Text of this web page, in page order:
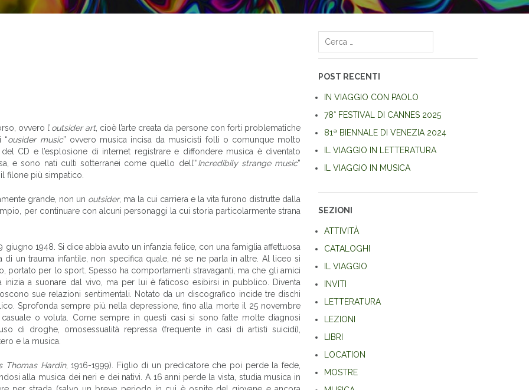
ovvero l’outsider art, cioè l’arte creata da persone con forti problematiche
“ousider music” ovvero musica incisa da musicisti folli o comunque molto
CD e l’esplosione di internet registrare e diffondere musica è diventato
e sono nati culti sotterranei come quello dell’“Incredibily strange music”
filone più simpatico.
grande, non un outsider, ma la cui carriera e la vita furono distrutte dalla
per continuare con alcuni personaggi la cui storia particolarmente strana
giugno 1948. Si dice abbia avuto un infanzia felice, con una famiglia affettuosa
di un trauma infantile, non specifica quale, né se ne parla in altre. Al liceo si
portato per lo sport. Spesso ha comportamenti stravaganti, ma che gli amici
inizia a suonare dal vivo, ma per lui è faticoso esibirsi in pubblico. Diventa
sue relazioni sentimentali. Notato da un discografico incide tre dischi
Sprofonda sempre più nella depressione, fino alla morte il 25 novembre
o voluta. Come sempre in questi casi si sono fatte molte diagnosi
di droghe, omosessualità repressa (frequente in casi di artisti suicidi),
e la musica.
Thomas Hardin, 1916-1999). Figlio di un predicatore che poi perde la fede,
alla musica dei neri e dei nativi. A 16 anni perde la vista, studia musica in
Ricerca
POST RECENTI
IN VIAGGIO CON PAOLO
78° FESTIVAL DI CANNES 2025
81ª BIENNALE DI VENEZIA 2024
IL VIAGGIO IN LETTERATURA
IL VIAGGIO IN MUSICA
SEZIONI
ATTIVITÀ
CATALOGHI
IL VIAGGIO
INVITI
LETTERATURA
LEZIONI
LIBRI
LOCATION
MOSTRE